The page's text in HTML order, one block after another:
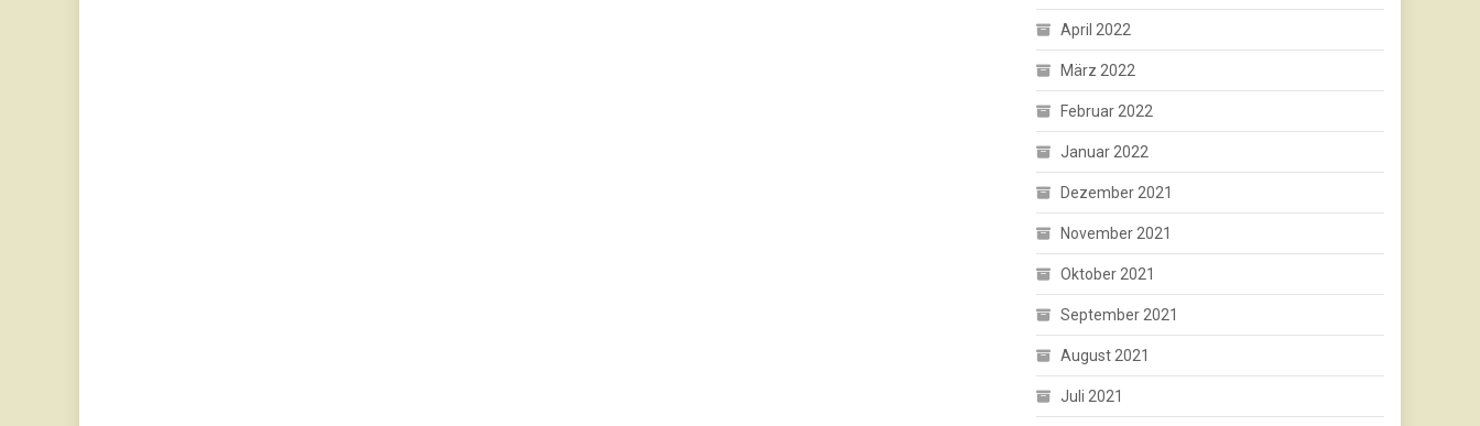
April 2022
März 2022
Februar 2022
Januar 2022
Dezember 2021
November 2021
Oktober 2021
September 2021
August 2021
Juli 2021